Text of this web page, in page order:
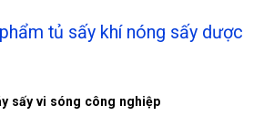
tủ sấy khí nóng sấy dược
sấy vi sóng công nghiệp